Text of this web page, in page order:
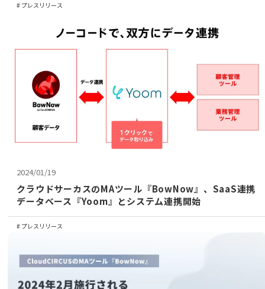
プレスリリース
2024/01/19
クラウドサーカスのMAツール『BowNow』、SaaS連携
データベース『Yoom』とシステム連携開始
プレスリリース